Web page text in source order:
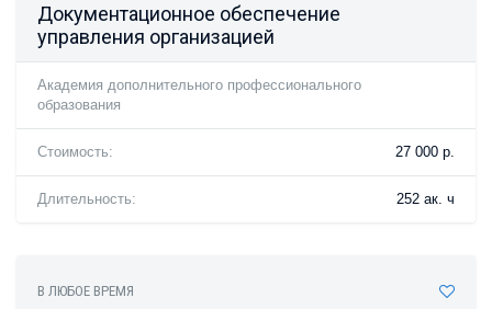
Документационное обеспечение
управления организацией
Академия дополнительного профессионального
образования
Стоимость: 27 000 р.
Длительность: 252 ак. ч
В ЛЮБОЕ ВРЕМЯ